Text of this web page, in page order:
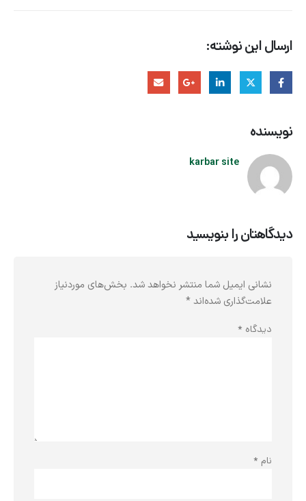
ارسال این نوشته:
نویسنده
karbar site
دیدگاهتان را بنویسید
نشانی ایمیل شما منتشر نخواهد شد. بخش‌های موردنیاز
علامت‌گذاری شده‌اند*
دیدگاه *
نام *